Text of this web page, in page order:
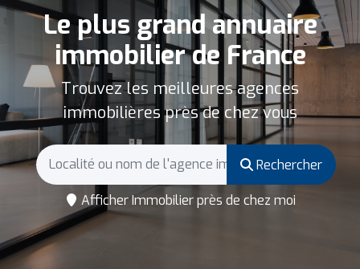
Le plus grand annuaire
immobilier de France
Trouvez les meilleures agences
immobilières près de chez vous
Rechercher
Afficher Immobilier près de chez moi